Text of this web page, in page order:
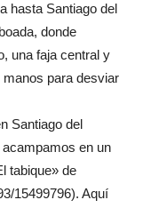
hasta Santiago del
donde
una faja central y
para desviar
Santiago del
en un
tabique» de
15499796). Aquí